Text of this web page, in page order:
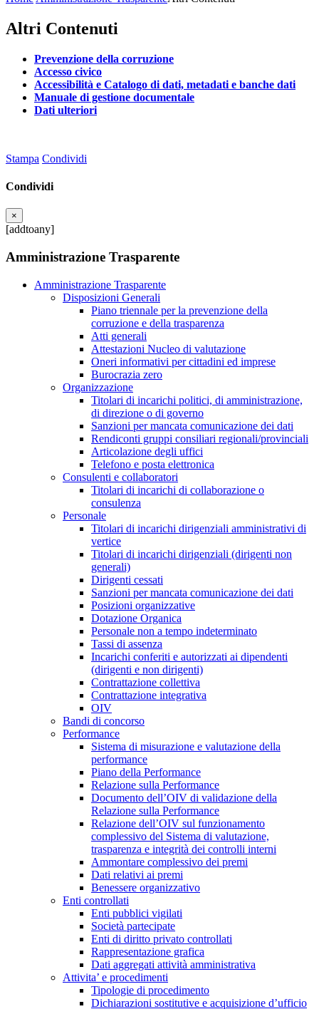
Altri Contenuti
Prevenzione della corruzione
Accesso civico
Accessibilità e Catalogo di dati, metadati e banche dati
Manuale di gestione documentale
Dati ulteriori
Stampa Condividi
Condividi
×
[addtoany]
Amministrazione Trasparente
Amministrazione Trasparente
Disposizioni Generali
Piano triennale per la prevenzione della
corruzione e della trasparenza
Atti generali
Attestazioni Nucleo di valutazione
Oneri informativi per cittadini ed imprese
Burocrazia zero
Organizzazione
Titolari di incarichi politici, di amministrazione,
di direzione o di governo
Sanzioni per mancata comunicazione dei dati
Rendiconti gruppi consiliari regionali/provinciali
Articolazione degli uffici
Telefono e posta elettronica
Consulenti e collaboratori
Titolari di incarichi di collaborazione o
consulenza
Personale
Titolari di incarichi dirigenziali amministrativi di
vertice
Titolari di incarichi dirigenziali (dirigenti non
generali)
Dirigenti cessati
Sanzioni per mancata comunicazione dei dati
Posizioni organizzative
Dotazione Organica
Personale non a tempo indeterminato
Tassi di assenza
Incarichi conferiti e autorizzati ai dipendenti
(dirigenti e non dirigenti)
Contrattazione collettiva
Contrattazione integrativa
OIV
Bandi di concorso
Performance
Sistema di misurazione e valutazione della
performance
Piano della Performance
Relazione sulla Performance
Documento dell’OIV di validazione della
Relazione sulla Performance
Relazione dell’OIV sul funzionamento
complessivo del Sistema di valutazione,
trasparenza e integrità dei controlli interni
Ammontare complessivo dei premi
Dati relativi ai premi
Benessere organizzativo
Enti controllati
Enti pubblici vigilati
Società partecipate
Enti di diritto privato controllati
Rappresentazione grafica
Dati aggregati attività amministrativa
Attivita’ e procedimenti
Tipologie di procedimento
Dichiarazioni sostitutive e acquisizione d’ufficio